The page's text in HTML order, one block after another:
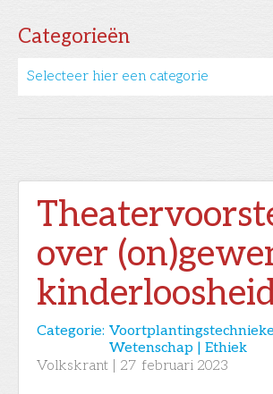
Categorieën
Selecteer hier een categorie
over
Categorie:
Wetenschap | Ethiek
Volkskrant
27 februari 2023